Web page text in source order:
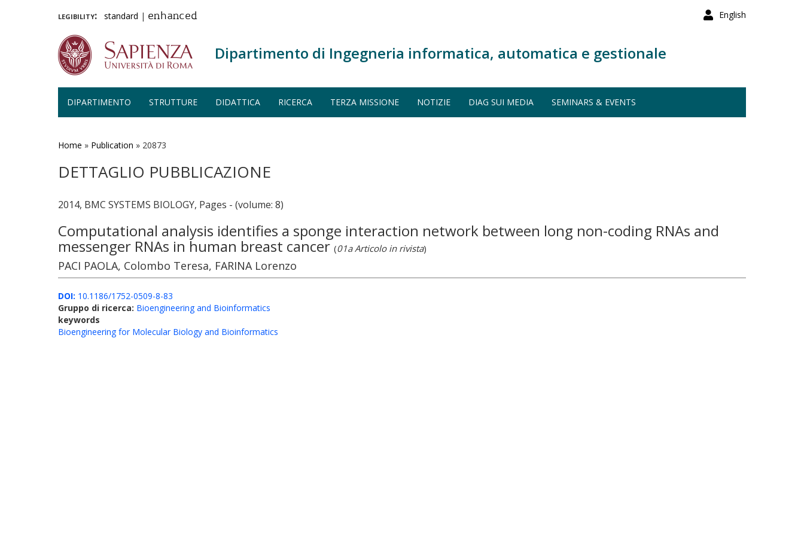
English
legibility: standard | enhanced
Dipartimento di Ingegneria informatica, automatica e gestionale
DIPARTIMENTO STRUTTURE DIDATTICA RICERCA TERZA MISSIONE NOTIZIE DIAG SUI MEDIA SEMINARS & EVENTS
Home » Publication » 20873
DETTAGLIO PUBBLICAZIONE
2014, BMC SYSTEMS BIOLOGY, Pages - (volume: 8)
Computational analysis identifies a sponge interaction network between long non-coding RNAs and
messenger RNAs in human breast cancer(01a Articolo in rivista)
PACI PAOLA, Colombo Teresa, FARINA Lorenzo
DOI: 10.1186/1752-0509-8-83
Gruppo di ricerca: Bioengineering and Bioinformatics
keywords
Bioengineering for Molecular Biology and Bioinformatics